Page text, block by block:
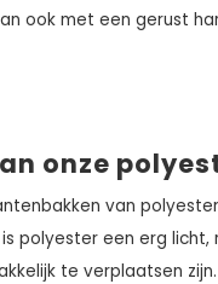
ook met een gerust
onze
van
polyester een erg
te verplaatsen